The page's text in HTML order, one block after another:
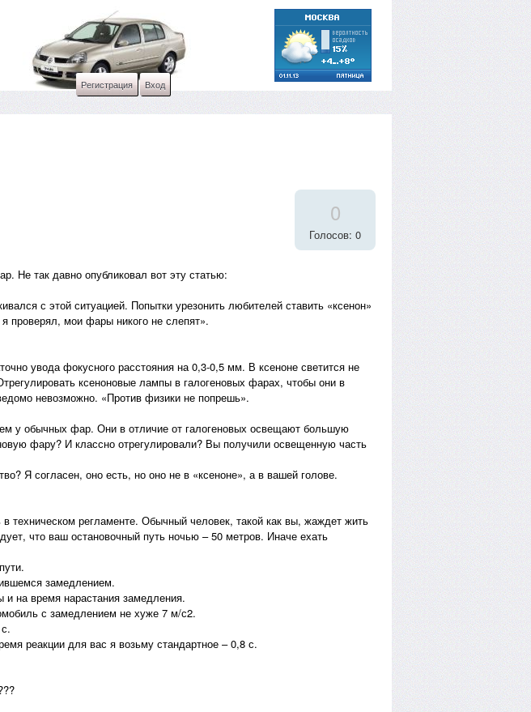
Регистрация Вход
0
Голосов: 0
Не так давно опубликовал вот эту статью:
с этой ситуацией. Попытки урезонить любителей ставить «ксенон»
проверял, мои фары никого не слепят».
увода фокусного расстояния на 0,3-0,5 мм. В ксеноне светится не
ксеноновые лампы в галогеновых фарах, чтобы они в
невозможно. «Против физики не попрешь».
у обычных фар. Они в отличие от галогеновых освещают большую
фару? И классно отрегулировали? Вы получили освещенную часть
Я согласен, оно есть, но оно не в «ксеноне», а в вашей голове.
техническом регламенте. Обычный человек, такой как вы, жаждет жить
что ваш остановочный путь ночью – 50 метров. Иначе ехать
замедлением.
и на время нарастания замедления.
с замедлением не хуже 7 м/с2.
реакции для вас я возьму стандартное – 0,8 с.